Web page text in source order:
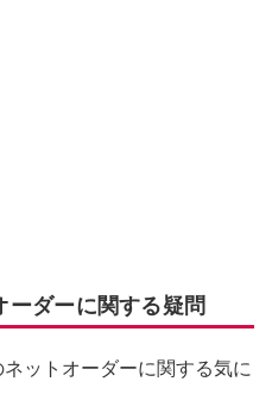
ダーに関する疑問
ットオーダーに関する気に